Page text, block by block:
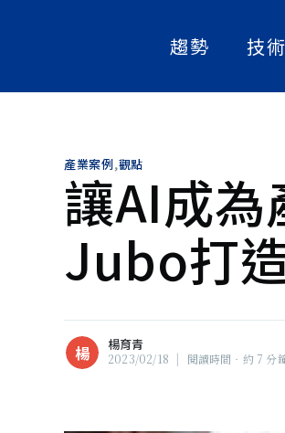
趨勢
人工智慧
技術
產業案例,觀點
讓AI成為
Jubo打
現任人工智慧科技基金會《知勢》副總編
輯，關注科技發展對人類的影響，也關心台
灣產業面對數位變革時，所面臨的挑戰與克
服要點。喜歡文學，欣賞跨域碰撞的火花。
楊 楊育青
2023/02/18 | 閱讀時間‧約 7 分